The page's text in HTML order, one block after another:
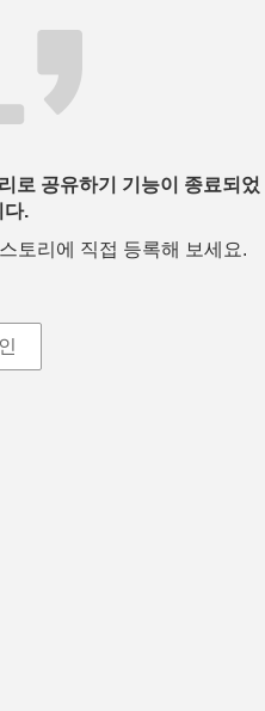
로 공유하기 기능이 종료되었
다.
토리에 직접 등록해 보세요.